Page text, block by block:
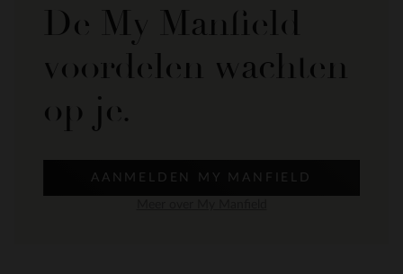
De My Manfield
voordelen wachten
op je.
AANMELDEN MY MANFIELD